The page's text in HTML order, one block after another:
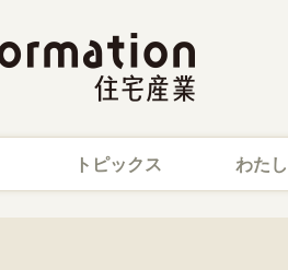
トピックス わた